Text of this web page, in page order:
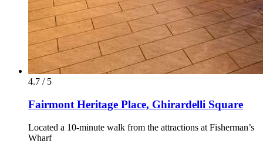
4.7 / 5
Fairmont Heritage Place, Ghirardelli Square
Located a 10-minute walk from the attractions at Fisherman’s
Wharf